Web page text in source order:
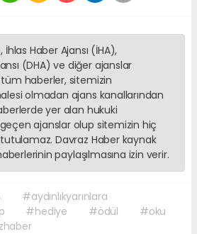
Haber Ajansı (İHA),
(DHA) ve diğer ajanslar
haberler, sitemizin
olmadan ajans kanallarından
yer alan hukuki
ajanslar olup sitemizin hiç
Davraz Haber kaynak
paylaşılmasına izin verir.
#aydınlıkyarınlara
#hediye #ödül
#oku